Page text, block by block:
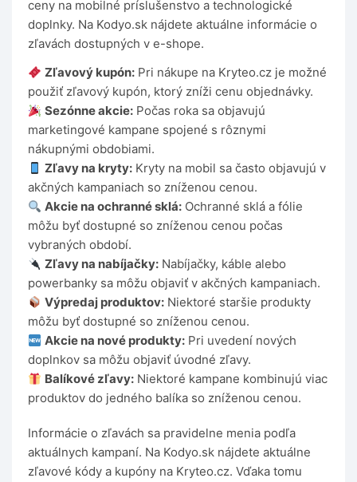
ceny na mobilné príslušenstvo a technologické
doplnky. Na Kodyo.sk nájdete aktuálne informácie o
zľavách dostupných v e-shope.
Zľavový kupón: Pri nákupe na Kryteo.cz je možné
použiť zľavový kupón, ktorý zníži cenu objednávky.
Sezónne akcie: Počas roka sa objavujú
marketingové kampane spojené s rôznymi
nákupnými obdobiami.
Zľavy na kryty: Kryty na mobil sa často objavujú v
akčných kampaniach so zníženou cenou.
Akcie na ochranné sklá: Ochranné sklá a fólie
môžu byť dostupné so zníženou cenou počas
vybraných období.
Zľavy na nabíjačky: Nabíjačky, káble alebo
powerbanky sa môžu objaviť v akčných kampaniach.
Výpredaj produktov: Niektoré staršie produkty
môžu byť dostupné so zníženou cenou.
Akcie na nové produkty: Pri uvedení nových
doplnkov sa môžu objaviť úvodné zľavy.
Balíkové zľavy: Niektoré kampane kombinujú viac
produktov do jedného balíka so zníženou cenou.
Informácie o zľavách sa pravidelne menia podľa
aktuálnych kampaní. Na Kodyo.sk nájdete aktuálne
zľavové kódy a kupóny na Kryteo.cz. Vďaka tomu